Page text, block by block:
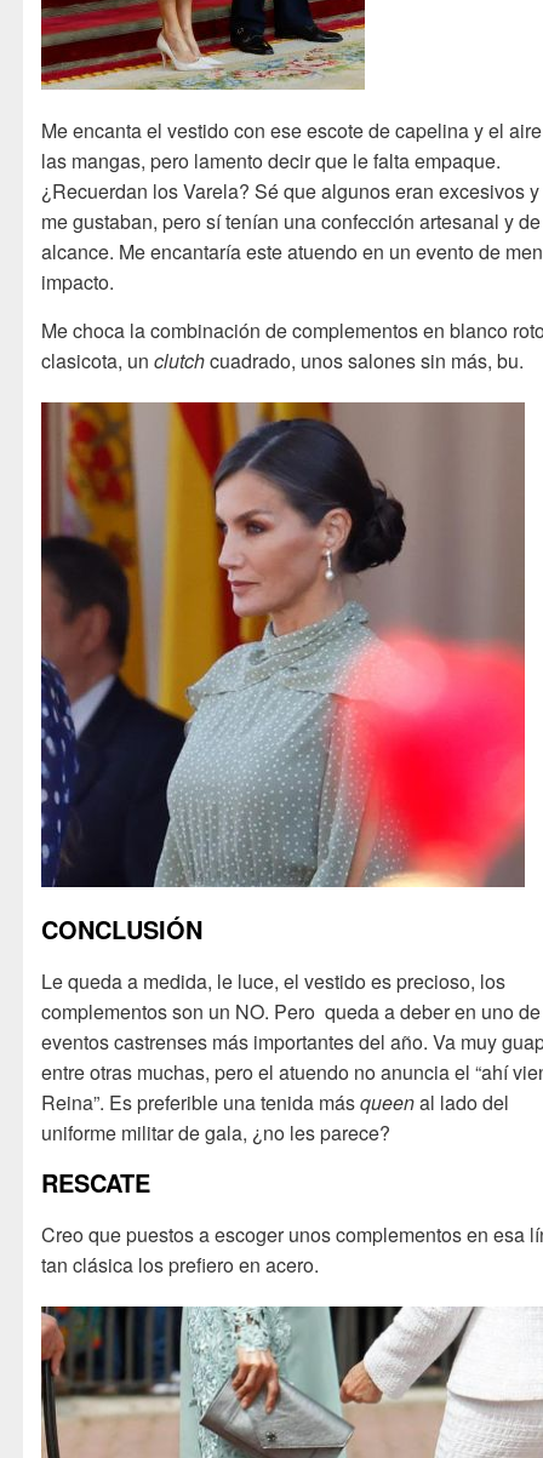
Me encanta el vestido con ese escote de capelina y el
las mangas, pero lamento decir que le falta empaque.
¿Recuerdan los Varela? Sé que algunos eran excesivos
me gustaban, pero sí tenían una confección artesanal y
alcance. Me encantaría este atuendo en un evento de
impacto.
Me choca la combinación de complementos en blanco
clasicota, unclutchcuadrado, unos salones sin más, bu.
CONCLUSIÓN
Le queda a medida, le luce, el vestido es precioso, los
complementos son un NO. Pero queda a deber en uno
eventos castrenses más importantes del año. Va muy
entre otras muchas, pero el atuendo no anuncia el “ahí
Reina”. Es preferible una tenida másqueenal lado del
uniforme militar de gala, ¿no les parece?
RESCATE
Creo que puestos a escoger unos complementos en esa
tan clásica los prefiero en acero.